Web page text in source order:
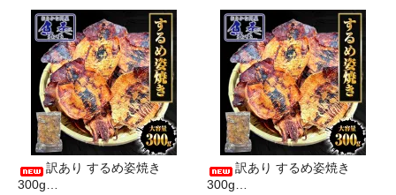
訳あり するめ姿焼き
300g…
訳あり するめ姿焼き
300g…